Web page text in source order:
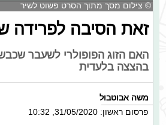
© צילום מסך מתוך הסרט פשוט לשיר
זאת הסיבה לפרידה של
האם הזוג הפופולרי לשעבר
בהצצה בלעדית
משה אבוטבול
פרסום ראשון: 31/05/2020, 10:32